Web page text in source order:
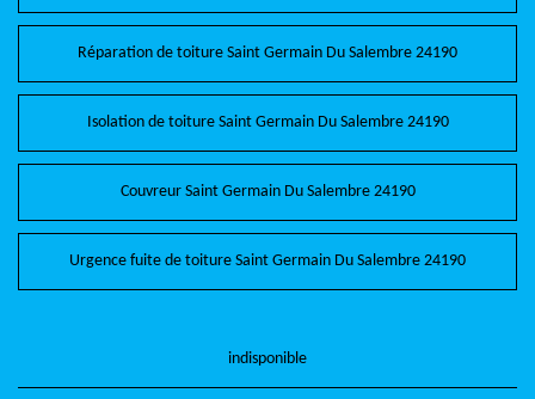
Réparation de toiture Saint Germain Du Salembre 24190
Isolation de toiture Saint Germain Du Salembre 24190
Couvreur Saint Germain Du Salembre 24190
Urgence fuite de toiture Saint Germain Du Salembre 24190
indisponible